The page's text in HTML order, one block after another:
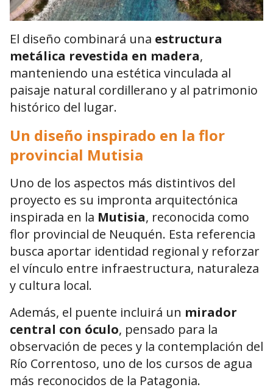
El diseño combinará una estructura
metálica revestida en madera,
manteniendo una estética vinculada al
paisaje natural cordillerano y al patrimonio
histórico del lugar.
Un diseño inspirado en la flor
provincial Mutisia
Uno de los aspectos más distintivos del
proyecto es su impronta arquitectónica
inspirada en la Mutisia, reconocida como
flor provincial de Neuquén. Esta referencia
busca aportar identidad regional y reforzar
el vínculo entre infraestructura, naturaleza
y cultura local.
Además, el puente incluirá un mirador
central con óculo, pensado para la
observación de peces y la contemplación del
Río Correntoso, uno de los cursos de agua
más reconocidos de la Patagonia.